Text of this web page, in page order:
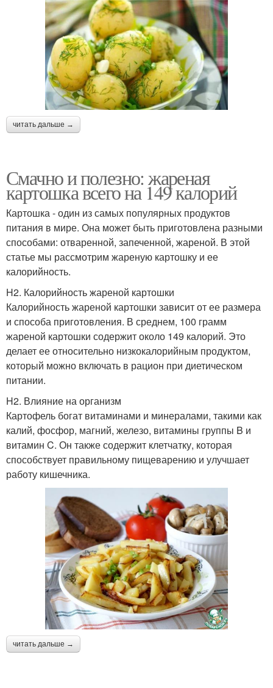
читать дальше →
Смачно и полезно: жареная
картошка всего на 149 калорий
Картошка - один из самых популярных продуктов
питания в мире. Она может быть приготовлена разными
способами: отваренной, запеченной, жареной. В этой
статье мы рассмотрим жареную картошку и ее
калорийность.
H2. Калорийность жареной картошки
Калорийность жареной картошки зависит от ее размера
и способа приготовления. В среднем, 100 грамм
жареной картошки содержит около 149 калорий. Это
делает ее относительно низкокалорийным продуктом,
который можно включать в рацион при диетическом
питании.
H2. Влияние на организм
Картофель богат витаминами и минералами, такими как
калий, фосфор, магний, железо, витамины группы B и
витамин C. Он также содержит клетчатку, которая
способствует правильному пищеварению и улучшает
работу кишечника.
читать дальше →